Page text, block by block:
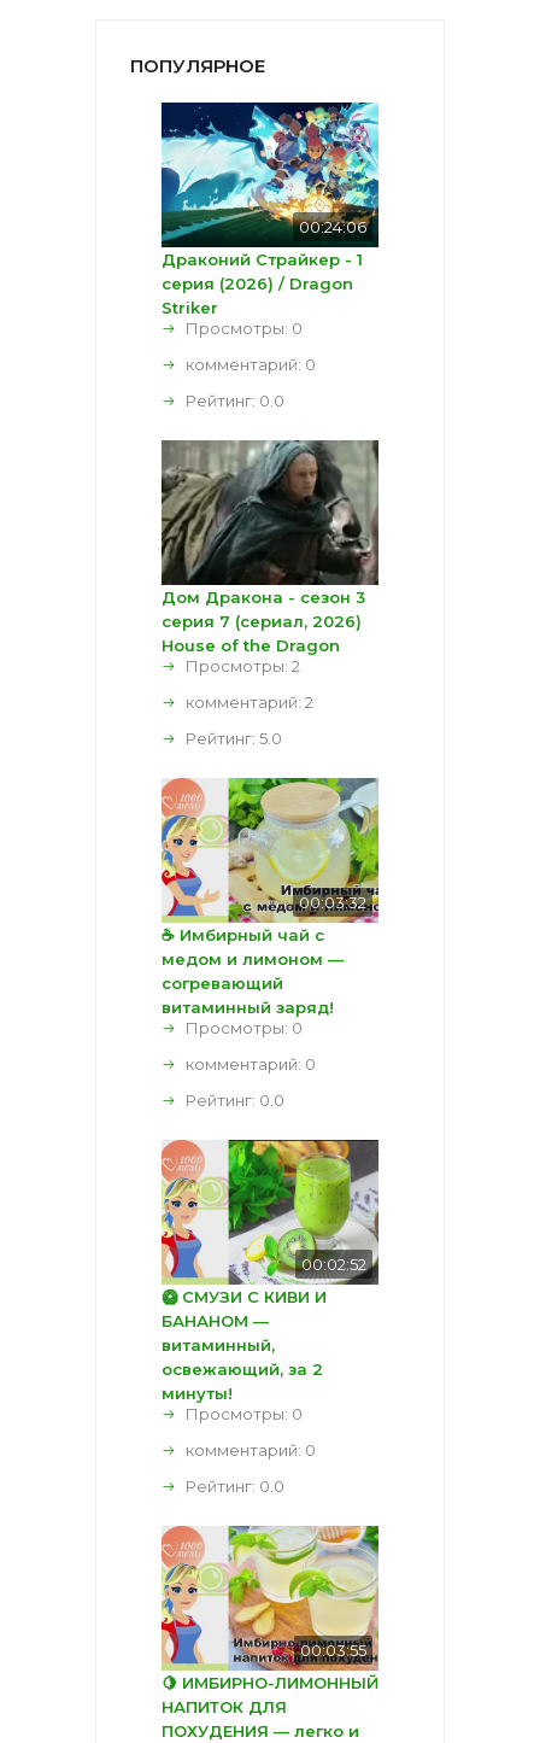
ПОПУЛЯРНОЕ
00:24:06
Драконий Страйкер - 1
серия (2026) / Dragon
Striker
Просмотры: 0
комментарий: 0
Рейтинг: 0.0
Дом Дракона - сезон 3
серия 7 (сериал, 2026)
House of the Dragon
Просмотры: 2
комментарий: 2
Рейтинг: 5.0
00:03:32
☕ Имбирный чай с
медом и лимоном —
согревающий
витаминный заряд!
Просмотры: 0
комментарий: 0
Рейтинг: 0.0
00:02:52
🥝 СМУЗИ С КИВИ И
БАНАНОМ —
витаминный,
освежающий, за 2
минуты!
Просмотры: 0
комментарий: 0
Рейтинг: 0.0
00:03:55
🍋 ИМБИРНО-ЛИМОННЫЙ
НАПИТОК ДЛЯ
ПОХУДЕНИЯ — легко и